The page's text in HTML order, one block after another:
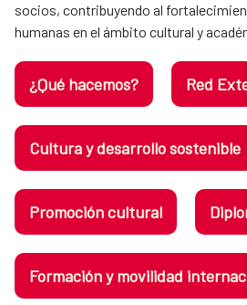
socios, contribuyendo al
humanas en el ámbito cultural y
¿Qué hacemos? Red
Cultura y desarrollo sostenible
Promoción cultural
Formación y movilidad